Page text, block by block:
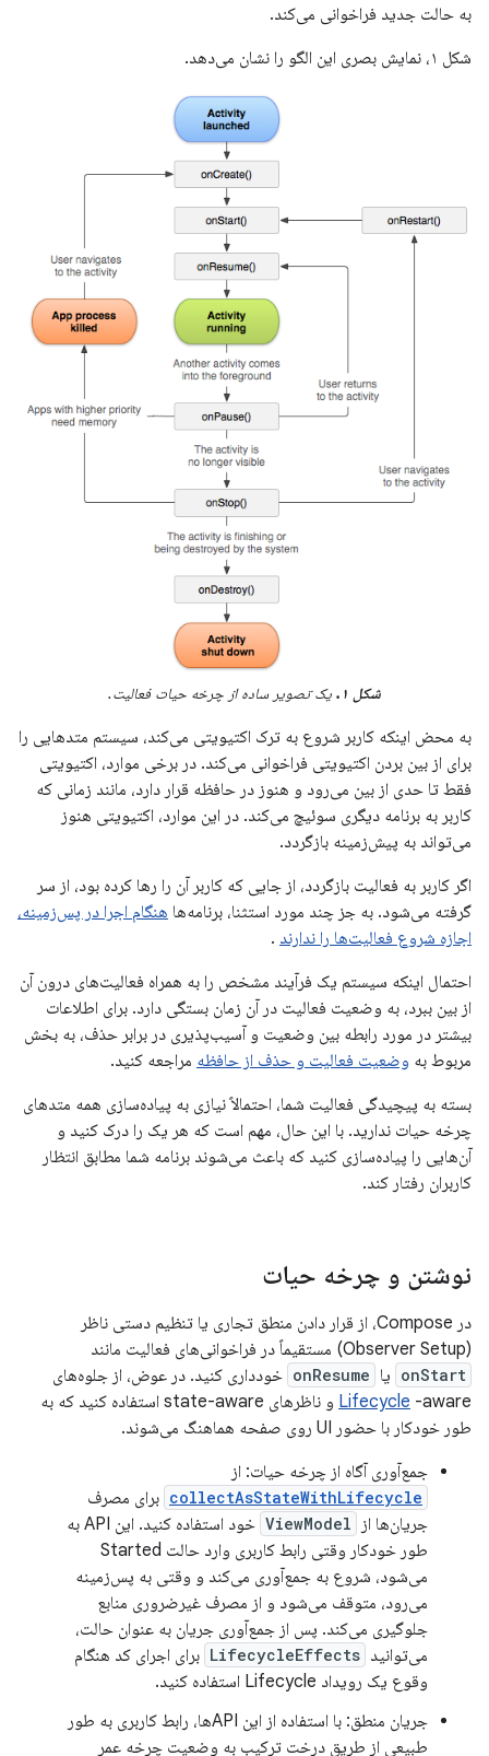
به حالت جدید فراخوانی می‌کند.
شکل ۱، نمایش بصری این الگو را نشان می‌دهد.
شکل ۱. یک تصویر ساده از چرخه حیات فعالیت.
به محض اینکه کاربر شروع به ترک اکتیویتی می‌کند، سیستم متدهایی را
برای از بین بردن اکتیویتی فراخوانی می‌کند. در برخی موارد، اکتیویتی
فقط تا حدی از بین می‌رود و هنوز در حافظه قرار دارد، مانند زمانی که
کاربر به برنامه دیگری سوئیچ می‌کند. در این موارد، اکتیویتی هنوز
می‌تواند به پیش‌زمینه بازگردد.
اگر کاربر به فعالیت بازگردد، از جایی که کاربر آن را رها کرده بود، از سر
گرفته می‌شود. به جز چند مورد استثنا، برنامه‌ها هنگام اجرا در پس‌زمینه،
اجازه شروع فعالیت‌ها را ندارند .
احتمال اینکه سیستم یک فرآیند مشخص را به همراه فعالیت‌های درون آن
از بین ببرد، به وضعیت فعالیت در آن زمان بستگی دارد. برای اطلاعات
بیشتر در مورد رابطه بین وضعیت و آسیب‌پذیری در برابر حذف، به بخش
مربوط به وضعیت فعالیت و حذف از حافظه مراجعه کنید.
بسته به پیچیدگی فعالیت شما، احتمالاً نیازی به پیاده‌سازی همه متدهای
چرخه حیات ندارید. با این حال، مهم است که هر یک را درک کنید و
آن‌هایی را پیاده‌سازی کنید که باعث می‌شوند برنامه شما مطابق انتظار
کاربران رفتار کند.
نوشتن و چرخه حیات
در Compose، از قرار دادن منطق تجاری یا تنظیم دستی ناظر
(Observer Setup) مستقیماً در فراخوانی‌های فعالیت مانند
onStart یا onResume خودداری کنید. در عوض، از جلوه‌های
Lifecycle
-aware و ناظرهای state-aware استفاده کنید که به
طور خودکار با حضور UI روی صفحه هماهنگ می‌شوند.
جمع‌آوری آگاه از چرخه حیات: از
collectAsStateWithLifecycle برای مصرف
جریان‌ها از
ViewModel
خود استفاده کنید. این API به
طور خودکار وقتی رابط کاربری وارد حالت Started
می‌شود، شروع به جمع‌آوری می‌کند و وقتی به پس‌زمینه
می‌رود، متوقف می‌شود و از مصرف غیرضروری منابع
جلوگیری می‌کند. پس از جمع‌آوری جریان به عنوان حالت،
می‌توانید LifecycleEffects برای اجرای کد هنگام
وقوع یک رویداد Lifecycle استفاده کنید.
جریان منطق: با استفاده از این APIها، رابط کاربری به طور
طبیعی از طریق درخت ترکیب به وضعیت چرخه عمر